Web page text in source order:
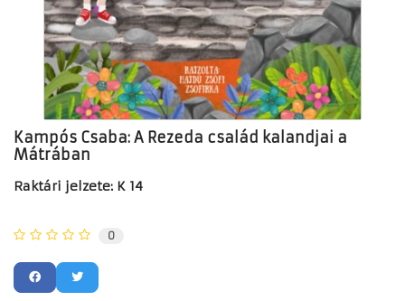
Kampós Csaba: A Rezeda család kalandjai a
Mátrában
Raktári jelzete: K 14
0